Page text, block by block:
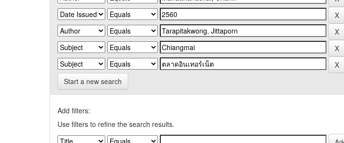
Start a new search
Add filters:
Use filters to refine the search results.